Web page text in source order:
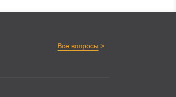
Все вопросы >